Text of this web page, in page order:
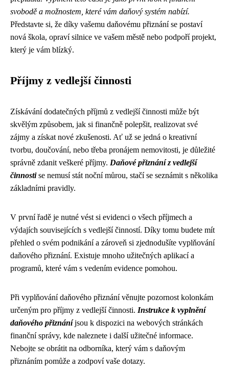
svobodě a možnostem, které vám daňový systém nabízí.
Představte si, že díky vašemu daňovému přiznání se postaví
nová škola, opraví silnice ve vašem městě nebo podpoří projekt,
který je vám blízký.
Příjmy z vedlejší činnosti
Získávání dodatečných příjmů z vedlejší činnosti může být
skvělým způsobem, jak si finančně polepšit, realizovat své
zájmy a získat nové zkušenosti. Ať už se jedná o kreativní
tvorbu, doučování, nebo třeba pronájem nemovitosti, je důležité
správně zdanit veškeré příjmy. Daňové přiznání z vedlejší
činnostise nemusí stát noční můrou, stačí se seznámit s několika
základními pravidly.
V první řadě je nutné vést si evidenci o všech příjmech a
výdajích souvisejících s vedlejší činností. Díky tomu budete mít
přehled o svém podnikání a zároveň si zjednodušíte vyplňování
daňového přiznání. Existuje mnoho užitečných aplikací a
programů, které vám s vedením evidence pomohou.
Při vyplňování daňového přiznání věnujte pozornost kolonkám
určeným pro příjmy z vedlejší činnosti. Instrukce k vyplnění
daňového přiznáníjsou k dispozici na webových stránkách
finanční správy, kde naleznete i další užitečné informace.
Nebojte se obrátit na odborníka, který vám s daňovým
přiznáním pomůže a zodpoví vaše dotazy.